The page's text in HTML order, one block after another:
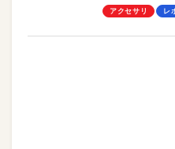
授による体験
アクセサリ レ